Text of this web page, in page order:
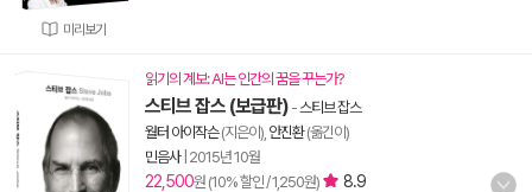
미리보기
읽기의 계보: AI는 인간의 꿈을 꾸는가?
스티브 잡스 (보급판) -스티브 잡스
월터 아이작슨(지은이), 안진환(옮긴이)
민음사| 2015년 10월
22,500원 (10% 할인 / 1,250원) 8.9